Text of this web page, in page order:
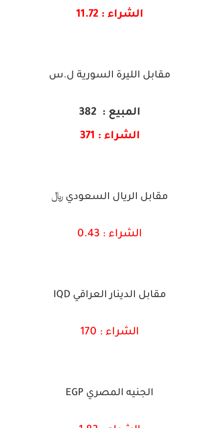
الشراء : 11.72
مقابل الليرة السورية ل.س
المبيع : 382
الشراء : 371
مقابل الريال السعودي ﷼
الشراء : 0.43
مقابل الدينار العراقي IQD
الشراء : 170
الجنيه المصري EGP